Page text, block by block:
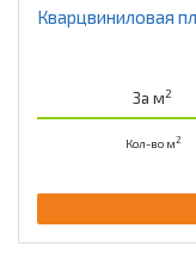
Кварцвиниловая
За м2
Кол-во м2